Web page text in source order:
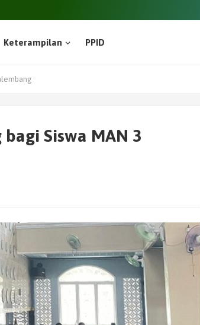
Keterampilan PPID
Siswa MAN 3